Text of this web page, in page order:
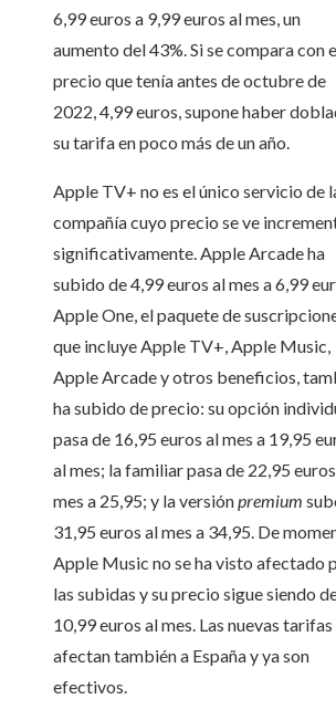
6,99 euros a 9,99 euros al mes, un
aumento del 43%. Si se compara con
precio que tenía antes de octubre de
2022, 4,99 euros, supone haber
su tarifa en poco más de un año.
Apple TV+ no es el único servicio de
compañía cuyo precio se ve
significativamente. Apple Arcade ha
subido de 4,99 euros al mes a 6,99
Apple One, el paquete de
que incluye Apple TV+, Apple Music,
Apple Arcade y otros beneficios,
ha subido de precio: su opción
pasa de 16,95 euros al mes a 19,95
al mes; la familiar pasa de 22,95
mes a 25,95; y la versiónpremium
31,95 euros al mes a 34,95. De
Apple Music no se ha visto afectado
las subidas y su precio sigue siendo
10,99 euros al mes. Las nuevas tarifas
afectan también a España y ya son
efectivos.